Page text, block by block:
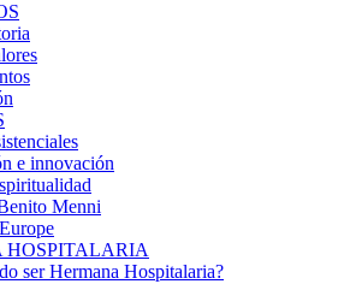
e innovación
Menni
HOSPITALARIA
ser Hermana Hospitalaria?